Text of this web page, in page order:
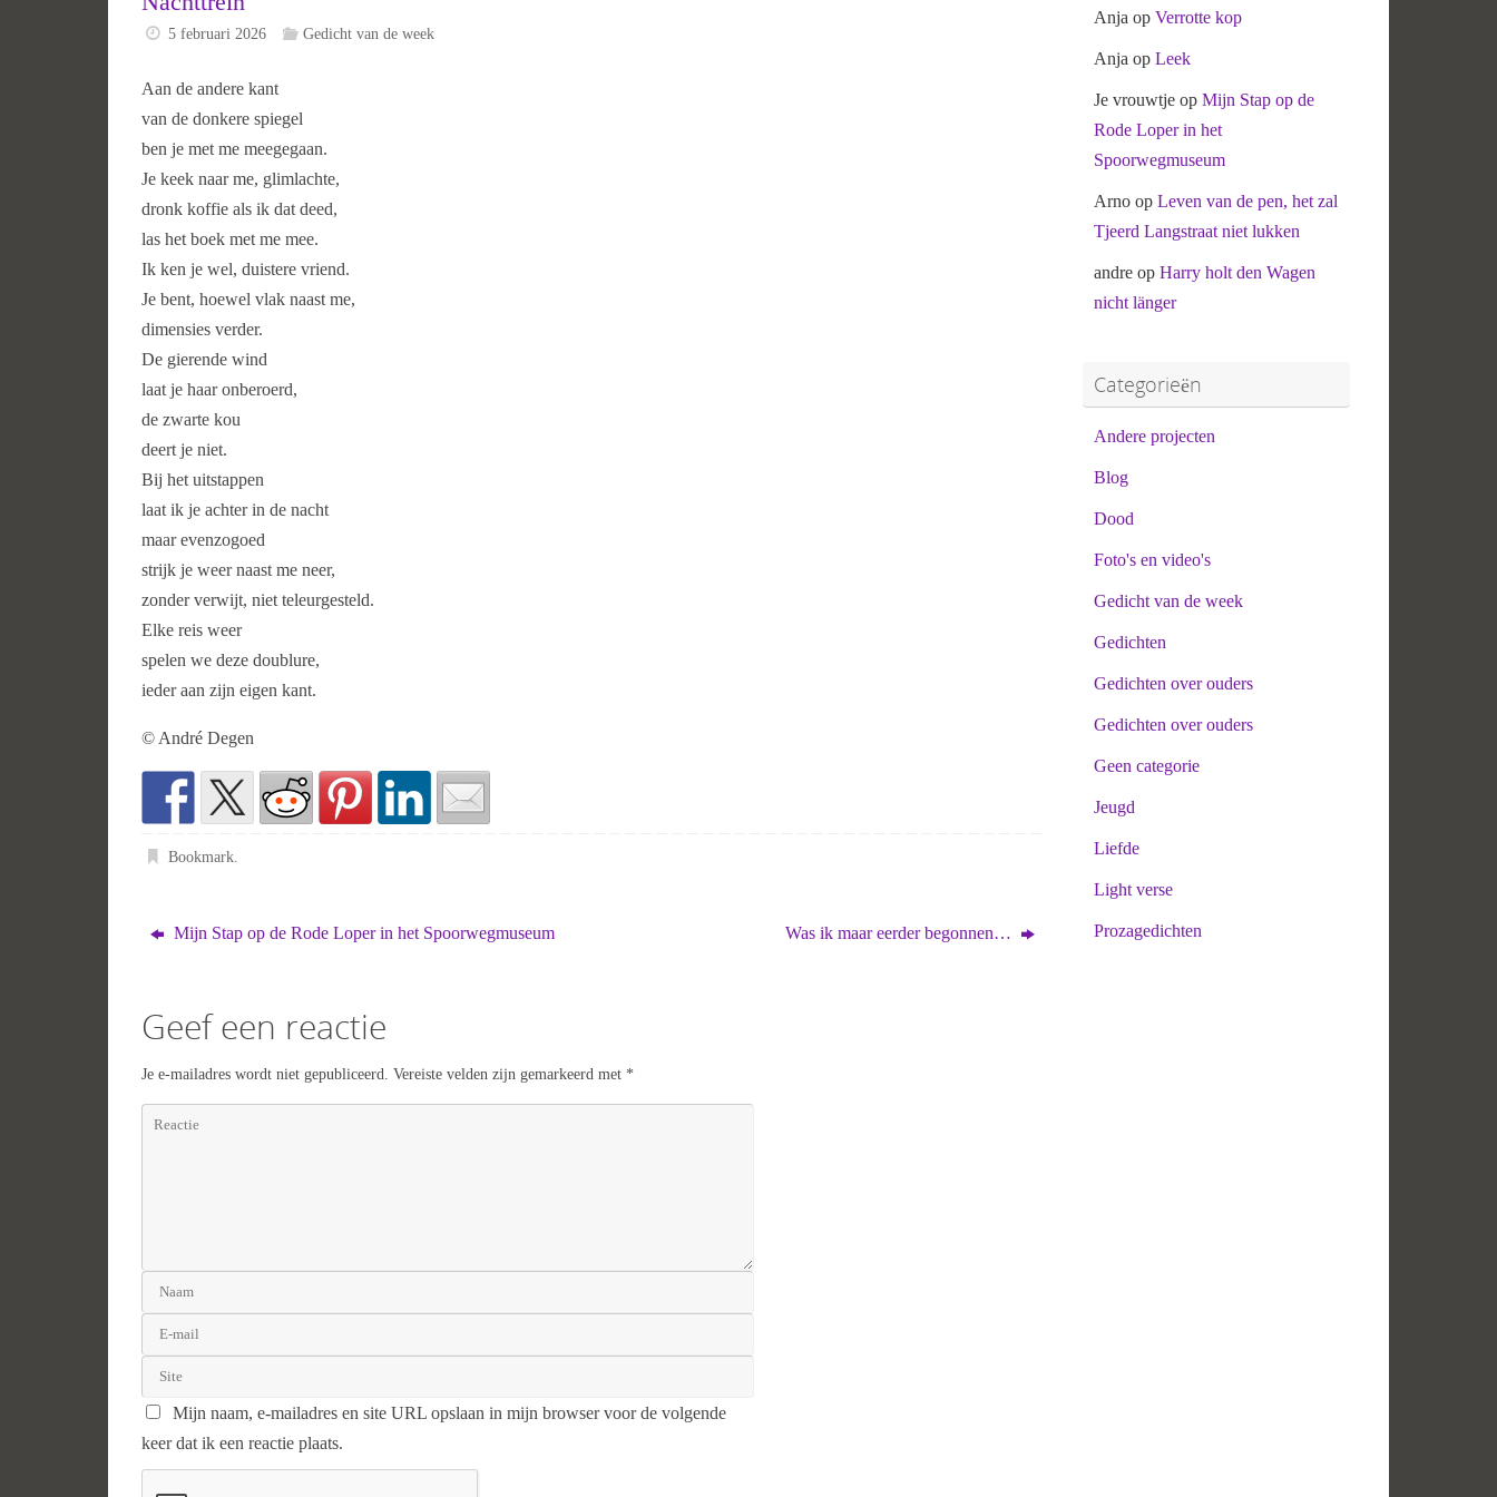
5 februari 2026 Gedicht van de week
Aan de andere kant
van de donkere spiegel
ben je met me meegegaan.
Je keek naar me, glimlachte,
dronk koffie als ik dat deed,
las het boek met me mee.
Ik ken je wel, duistere vriend.
Je bent, hoewel vlak naast me,
dimensies verder.
De gierende wind
laat je haar onberoerd,
de zwarte kou
deert je niet.
Bij het uitstappen
laat ik je achter in de nacht
maar evenzogoed
strijk je weer naast me neer,
zonder verwijt, niet teleurgesteld.
Elke reis weer
spelen we deze doublure,
ieder aan zijn eigen kant.
© André Degen
Bookmark.
Mijn Stap op de Rode Loper in het Spoorwegmuseum Was ik maar eerder begonnen…
Geef een reactie
Je e-mailadres wordt niet gepubliceerd. Vereiste velden zijn gemarkeerd met *
Mijn naam, e-mailadres en site URL opslaan in mijn browser voor de volgende
keer dat ik een reactie plaats.
Anja op Verrotte kop
Anja op Leek
Je vrouwtje op Mijn Stap op de
Rode Loper in het
Spoorwegmuseum
Arno op Leven van de pen, het zal
Tjeerd Langstraat niet lukken
andre op Harry holt den Wagen
nicht länger
Categorieën
Andere projecten
Blog
Dood
Foto's en video's
Gedicht van de week
Gedichten
Gedichten over ouders
Gedichten over ouders
Geen categorie
Jeugd
Liefde
Light verse
Prozagedichten